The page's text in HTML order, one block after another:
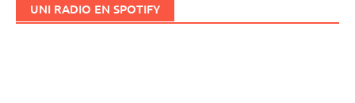
UNI RADIO EN SPOTIFY